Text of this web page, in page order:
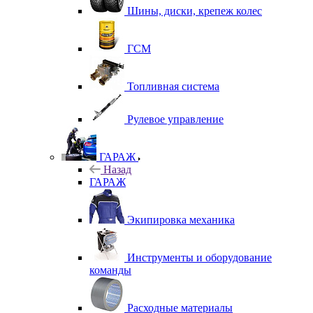
Шины, диски, крепеж колес
ГСМ
Топливная система
Рулевое управление
ГАРАЖ
Назад
ГАРАЖ
Экипировка механика
Инструменты и оборудование
команды
Расходные материалы